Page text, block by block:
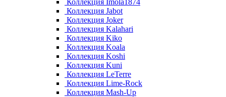
Коллекция Imola1874
Коллекция Jabot
Коллекция Joker
Коллекция Kalahari
Коллекция Kiko
Коллекция Koala
Коллекция Koshi
Коллекция Kuni
Коллекция LeTerre
Коллекция Lime-Rock
Коллекция Mash-Up